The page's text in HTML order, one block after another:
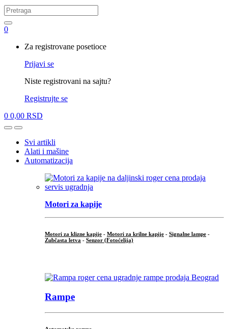
Search
for:
0
Za registrovane posetioce
Prijavi se
Niste registrovani na sajtu?
Registrujte se
0 0,00 RSD
OpenClose
Svi artikli
Alati i mašine
Automatizacija
Motori za kapije
Motori za klizne kapije - Motori za krilne kapije - Signalne lampe -
Zubčasta letva - Senzor (Fotoćelija)
Rampe